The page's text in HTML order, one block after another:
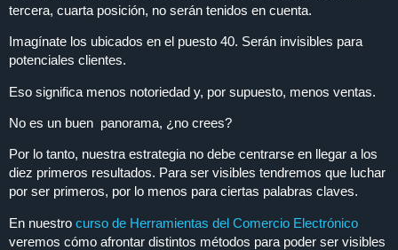
tercera, cuarta posición, no serán tenidos en cuenta.
Imagínate los ubicados en el puesto 40. Serán invisibles para
potenciales clientes.
Eso significa menos notoriedad y, por supuesto, menos ventas.
No es un buen panorama, ¿no crees?
Por lo tanto, nuestra estrategia no debe centrarse en llegar a los
diez primeros resultados. Para ser visibles tendremos que luchar
por ser primeros, por lo menos para ciertas palabras claves.
En nuestro curso de Herramientas del Comercio Electrónico
veremos cómo afrontar distintos métodos para poder ser visibles